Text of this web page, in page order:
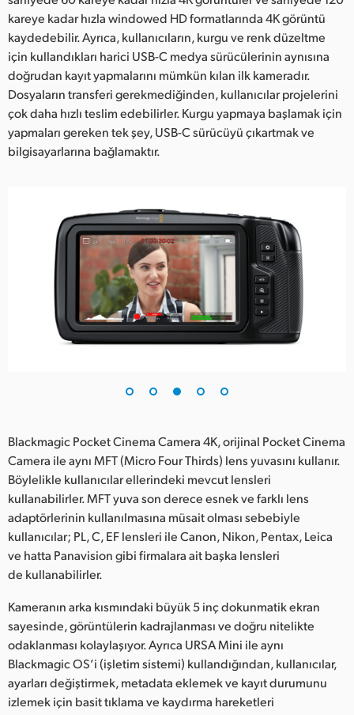
kareye kadar hızla windowed HD formatlarında 4K görüntü
kaydedebilir. Ayrıca, kullanıcıların, kurgu ve renk düzeltme
için kullandıkları harici USB-C medya sürücülerinin aynısına
doğrudan kayıt yapmalarını mümkün kılan ilk kameradır.
Dosyaların transferi gerekmediğinden, kullanıcılar projelerini
çok daha hızlı teslim edebilirler. Kurgu yapmaya başlamak için
yapmaları gereken tek şey, USB-C sürücüyü çıkartmak ve
bilgisayarlarına bağlamaktır.
Blackmagic Pocket Cinema Camera 4K, orijinal Pocket Cinema
Camera ile aynı MFT (Micro Four Thirds) lens yuvasını kullanır.
Böylelikle kullanıcılar ellerindeki mevcut lensleri
kullanabilirler. MFT yuva son derece esnek ve farklı lens
adaptörlerinin kullanılmasına müsait olması sebebiyle
kullanıcılar; PL, C, EF lensleri ile Canon, Nikon, Pentax, Leica
ve hatta Panavision gibi firmalara ait başka lensleri
de kullanabilirler.
Kameranın arka kısmındaki büyük 5 inç dokunmatik ekran
sayesinde, görüntülerin kadrajlanması ve doğru nitelikte
odaklanması kolaylaşıyor. Ayrıca URSA Mini ile aynı
Blackmagic OS’i (işletim sistemi) kullandığından, kullanıcılar,
ayarları değiştirmek, metadata eklemek ve kayıt durumunu
izlemek için basit tıklama ve kaydırma hareketleri